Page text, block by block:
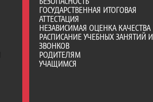
ГОСУДАРСТВЕННАЯ ИТОГОВАЯ
АТТЕСТАЦИЯ
НЕЗАВИСИМАЯ ОЦЕНКА КАЧЕСТВА
РАСПИСАНИЕ УЧЕБНЫХ ЗАНЯТИЙ И
ЗВОНКОВ
РОДИТЕЛЯМ
УЧАЩИМСЯ